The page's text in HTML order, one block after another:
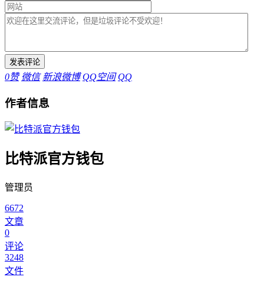
0赞 微信 新浪微博 QQ空间 QQ
作者信息
比特派官方钱包
管理员
6672
文章
0
评论
3248
文件